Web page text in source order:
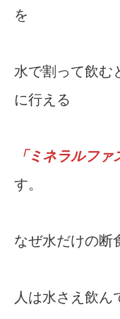
を
水で割って飲む
に行える
「ミネラルファ
す。
なぜ水だけの断
人は水さえ飲ん